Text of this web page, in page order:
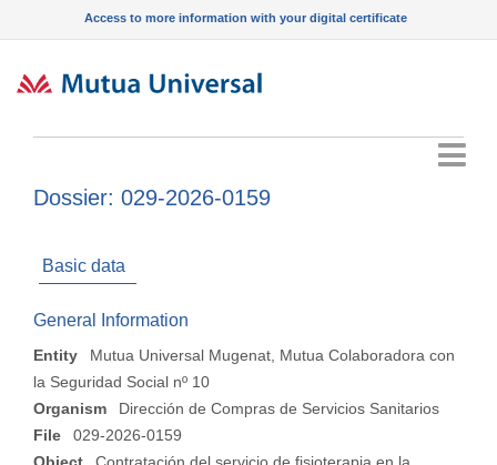
Access to more information with your digital certificate
Dossier: 029-2026-0159
Basic data
General Information
Entity
Mutua Universal Mugenat, Mutua Colaboradora con
la Seguridad Social nº 10
Organism
Dirección de Compras de Servicios Sanitarios
File
029-2026-0159